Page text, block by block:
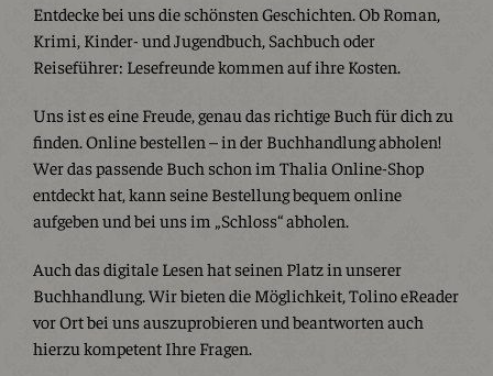
Entdecke bei uns die schönsten Geschichten. Ob Roman,
Krimi, Kinder- und Jugendbuch, Sachbuch oder
Reiseführer: Lesefreunde kommen auf ihre Kosten.
Uns ist es eine Freude, genau das richtige Buch für dich zu
finden. Online bestellen – in der Buchhandlung abholen!
Wer das passende Buch schon im Thalia Online-Shop
entdeckt hat, kann seine Bestellung bequem online
aufgeben und bei uns im „Schloss“ abholen.
Auch das digitale Lesen hat seinen Platz in unserer
Buchhandlung. Wir bieten die Möglichkeit, Tolino eReader
vor Ort bei uns auszuprobieren und beantworten auch
hierzu kompetent Ihre Fragen.